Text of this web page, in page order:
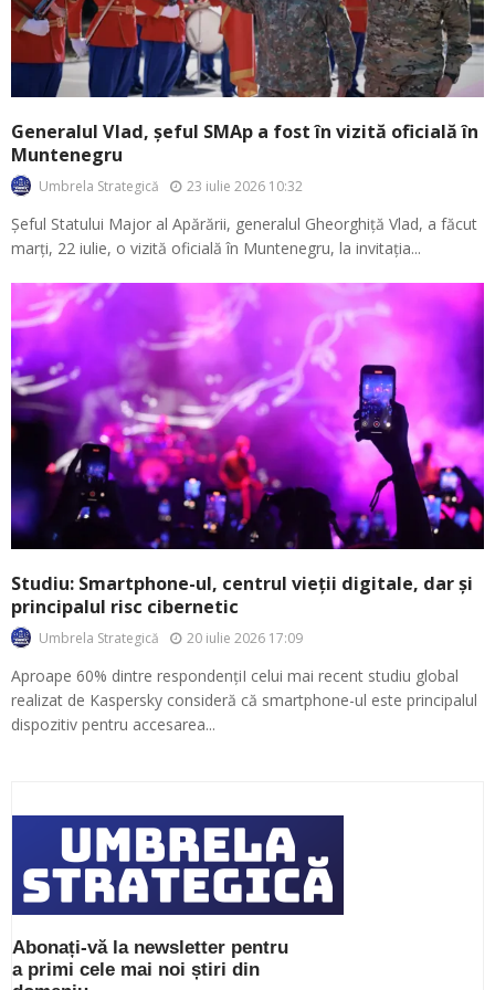
Generalul Vlad, șeful SMAp a fost în vizită oficială în
Muntenegru
Umbrela Strategică 23 iulie 2026 10:32
Șeful Statului Major al Apărării, generalul Gheorghiță Vlad, a făcut
marți, 22 iulie, o vizită oficială în Muntenegru, la invitația...
Studiu: Smartphone-ul, centrul vieții digitale, dar și
principalul risc cibernetic
Umbrela Strategică 20 iulie 2026 17:09
Aproape 60% dintre respondențiI celui mai recent studiu global
realizat de Kaspersky consideră că smartphone-ul este principalul
dispozitiv pentru accesarea...
Abonați-vă la newsletter pentru
a primi cele mai noi știri din